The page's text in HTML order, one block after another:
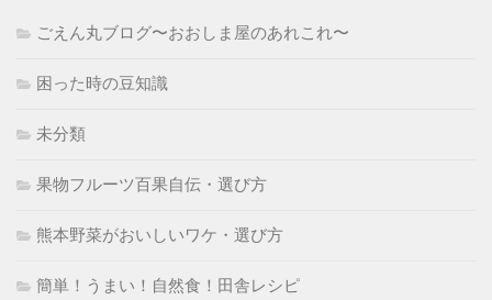
ごえん丸ブログ〜おおしま屋のあれこれ〜
困った時の豆知識
未分類
果物フルーツ百果自伝・選び方
熊本野菜がおいしいワケ・選び方
簡単！うまい！自然食！田舎レシピ